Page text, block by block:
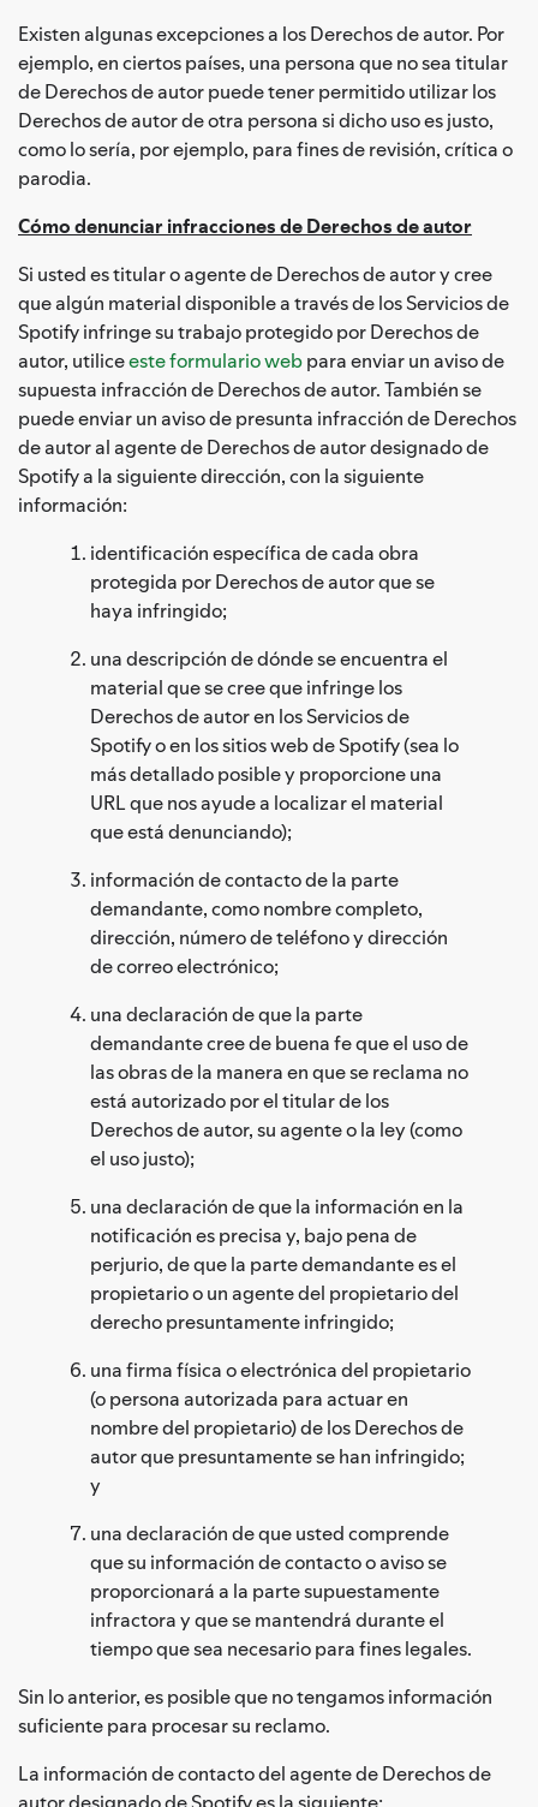
Existen algunas excepciones a los Derechos de autor. Por
ejemplo, en ciertos países, una persona que no sea titular
de Derechos de autor puede tener permitido utilizar los
Derechos de autor de otra persona si dicho uso es justo,
como lo sería, por ejemplo, para fines de revisión, crítica o
parodia.
Cómo denunciar infracciones de Derechos de autor
Si usted es titular o agente de Derechos de autor y cree
que algún material disponible a través de los Servicios de
Spotify infringe su trabajo protegido por Derechos de
autor, utiliceeste formulario webpara enviar un aviso de
supuesta infracción de Derechos de autor. También se
puede enviar un aviso de presunta infracción de Derechos
de autor al agente de Derechos de autor designado de
Spotify a la siguiente dirección, con la siguiente
información:
identificación específica de cada obra
protegida por Derechos de autor que se
haya infringido;
una descripción de dónde se encuentra el
material que se cree que infringe los
Derechos de autor en los Servicios de
Spotify o en los sitios web de Spotify (sea lo
más detallado posible y proporcione una
URL que nos ayude a localizar el material
que está denunciando);
información de contacto de la parte
demandante, como nombre completo,
dirección, número de teléfono y dirección
de correo electrónico;
una declaración de que la parte
demandante cree de buena fe que el uso de
las obras de la manera en que se reclama no
está autorizado por el titular de los
Derechos de autor, su agente o la ley (como
el uso justo);
una declaración de que la información en la
notificación es precisa y, bajo pena de
perjurio, de que la parte demandante es el
propietario o un agente del propietario del
derecho presuntamente infringido;
una firma física o electrónica del propietario
(o persona autorizada para actuar en
nombre del propietario) de los Derechos de
autor que presuntamente se han infringido;
y
una declaración de que usted comprende
que su información de contacto o aviso se
proporcionará a la parte supuestamente
infractora y que se mantendrá durante el
tiempo que sea necesario para fines legales.
Sin lo anterior, es posible que no tengamos información
suficiente para procesar su reclamo.
La información de contacto del agente de Derechos de
autor designado de Spotify es la siguiente: